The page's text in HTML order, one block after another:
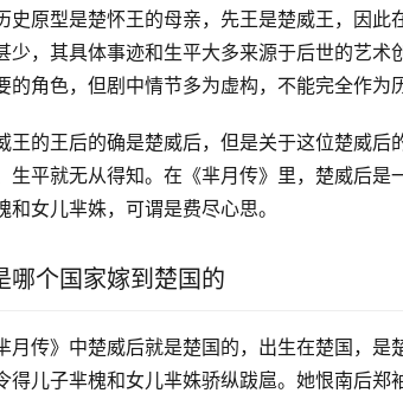
史原型是楚怀王的母亲，先王是楚威王，因
少，其具体事迹和生平大多来源于后世的艺
的角色，但剧中情节多为虚构，不能完全作为
王的王后的确是楚威后，但是关于这位楚威
生平就无从得知。在《芈月传》里，楚威后
和女儿芈姝，可谓是费尽心思。
哪个国家嫁到楚国的
月传》中楚威后就是楚国的，出生在楚国，是
得儿子芈槐和女儿芈姝骄纵跋扈。她恨南后